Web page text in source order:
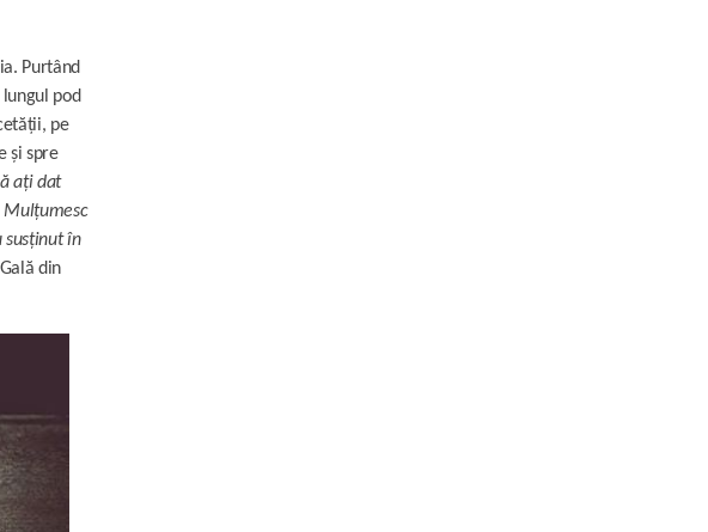
Purtând
pod
pe
și spre
ați dat
Mulțumesc
susținut în
din